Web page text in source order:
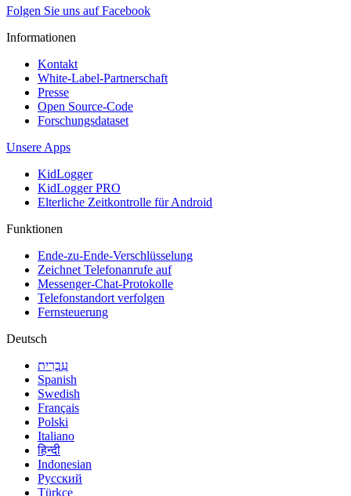
Folgen Sie uns auf Facebook
Informationen
Kontakt
White-Label-Partnerschaft
Presse
Open Source-Code
Forschungsdataset
Unsere Apps
KidLogger
KidLogger PRO
Elterliche Zeitkontrolle für Android
Funktionen
Ende-zu-Ende-Verschlüsselung
Zeichnet Telefonanrufe auf
Messenger-Chat-Protokolle
Telefonstandort verfolgen
Fernsteuerung
Deutsch
עִבְרִית
Spanish
Swedish
Français
Polski
Italiano
हिन्दी
Indonesian
Русский
Türkçe